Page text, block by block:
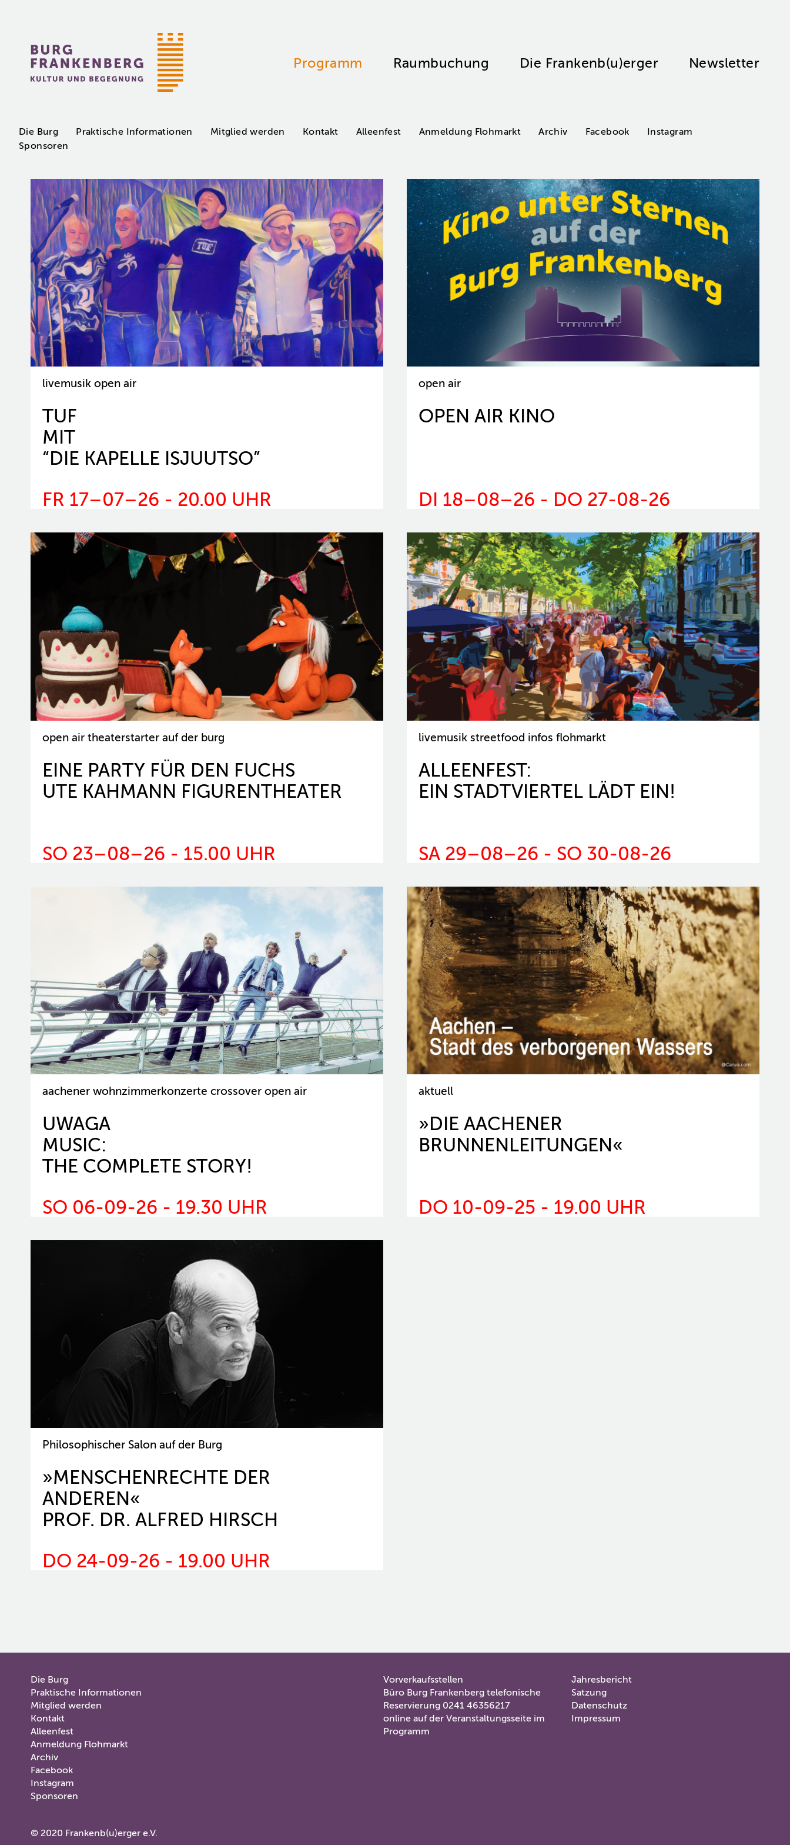
Inhalt
springen
Begegnung
Programm Raumbuchung Die Frankenb(u)erger Newsletter
Die Burg Praktische Informationen Mitglied werden Kontakt Alleenfest Anmeldung Flohmarkt Archiv Facebook
Instagram
Sponsoren
Programm
livemusik open air
TUF
MIT ​
“DIE KAPELLE ISJUUTSO”
FR 17–07–26 - 20.00 UHR
open air
OPEN AIR KINO
DI 18–08–26 - DO 27-08-26
open air theaterstarter auf der burg
EINE PARTY FÜR DEN FUCHS
UTE KAHMANN FIGURENTHEATER
SO 23–08–26 - 15.00 UHR
livemusik streetfood infos flohmarkt
ALLEENFEST:
EIN STADTVIERTEL LÄDT EIN!
SA 29–08–26 - SO 30-08-26
aachener wohnzimmerkonzerte crossover open air
UWAGA
MUSIC:
THE COMPLETE STORY!
SO 06-09-26 - 19.30 UHR
aktuell
»DIE AACHENER
BRUNNENLEITUNGEN«
DO 10-09-25 - 19.00 UHR
Philosophischer Salon auf der Burg
»MENSCHENRECHTE DER
ANDEREN«
PROF. DR. ALFRED HIRSCH
DO 24-09-26 - 19.00 UHR
Hauptmenü
im
Fuß
Die Burg
Praktische Informationen
Mitglied werden
Kontakt
Alleenfest
Anmeldung Flohmarkt
Archiv
Facebook
Instagram
Sponsoren
Vorverkaufstellen
Vorverkaufsstellen
Büro Burg Frankenberg telefonische
Reservierung 0241 46356217
online auf der Veranstaltungsseite im
Programm
Servicemenü
2
im
Jahresbericht
Satzung
Datenschutz
Impressum
Copyright
© 2020 Frankenb(u)erger e.V.
angetrieben
WordPress
Theme:
frankenberg